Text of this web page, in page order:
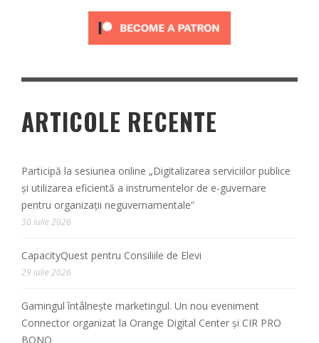
ARTICOLE RECENTE
Participă la sesiunea online „Digitalizarea serviciilor publice
și utilizarea eficientă a instrumentelor de e-guvernare
pentru organizații neguvernamentale”
30 iulie 2026
CapacityQuest pentru Consiliile de Elevi
29 iulie 2026
Gamingul întâlnește marketingul. Un nou eveniment
Connector organizat la Orange Digital Center și CIR PRO
BONO